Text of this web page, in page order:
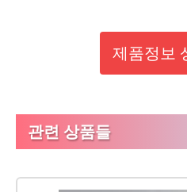
제품정보
관련 상품들